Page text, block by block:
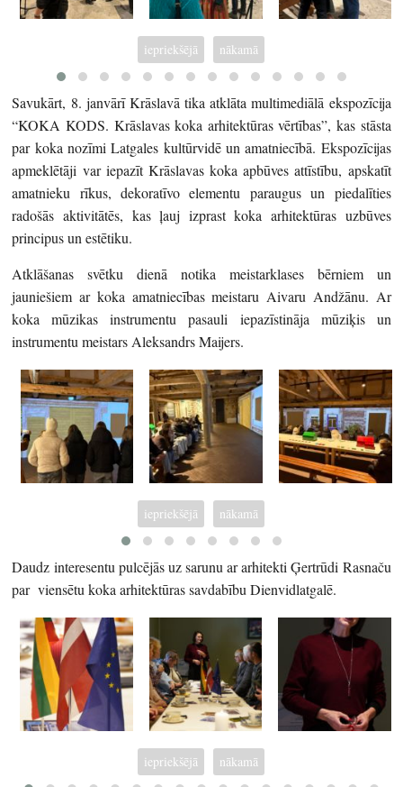
iepriekšējā nākamā
Savukārt, 8. janvārī Krāslavā tika atklāta multimediālā ekspozīcija
“KOKA KODS. Krāslavas koka arhitektūras vērtības”, kas stāsta
par koka nozīmi Latgales kultūrvidē un amatniecībā. Ekspozīcijas
apmeklētāji var iepazīt Krāslavas koka apbūves attīstību, apskatīt
amatnieku rīkus, dekoratīvo elementu paraugus un piedalīties
radošās aktivitātēs, kas ļauj izprast koka arhitektūras uzbūves
principus un estētiku.
Atklāšanas svētku dienā notika meistarklases bērniem un
jauniešiem ar koka amatniecības meistaru Aivaru Andžānu. Ar
koka mūzikas instrumentu pasauli iepazīstināja mūziķis un
instrumentu meistars Aleksandrs Maijers.
iepriekšējā nākamā
Daudz interesentu pulcējās uz sarunu ar arhitekti Ģertrūdi Rasnaču
par viensētu koka arhitektūras savdabību Dienvidlatgalē.
iepriekšējā nākamā